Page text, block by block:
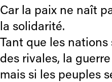
Car la paix ne naît
la solidarité.
Tant que les
des rivales, la
mais si les peuples